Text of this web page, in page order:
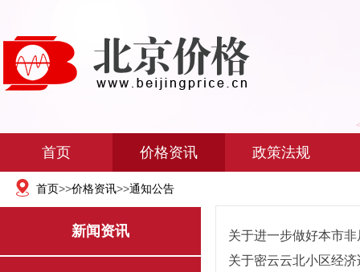
首页 价格资讯 政策法规
首页>>价格资讯>>通知公告
新闻资讯
关于密云云北小区经